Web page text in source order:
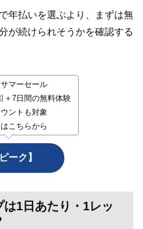
年払いを選ぶより、まずは無
が続けられそうかを確認する
マーセール
＋7日間の無料体験
ントも対象
こちらから
ーク】
1日あたり・1レッ